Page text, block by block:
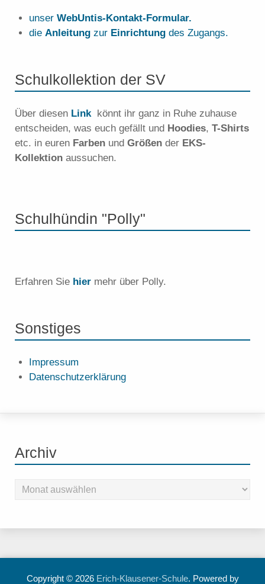
unser WebUntis-Kontakt-Formular.
die Anleitung zur Einrichtung des Zugangs.
Schulkollektion der SV
Über diesen Link könnt ihr ganz in Ruhe zuhause
entscheiden, was euch gefällt und Hoodies, T-Shirts
etc. in euren Farben und Größen der EKS-
Kollektion aussuchen.
Schulhündin "Polly"
Erfahren Sie hier mehr über Polly.
Sonstiges
Impressum
Datenschutzerklärung
Archiv
Copyright © 2026 Erich-Klausener-Schule. Powered by